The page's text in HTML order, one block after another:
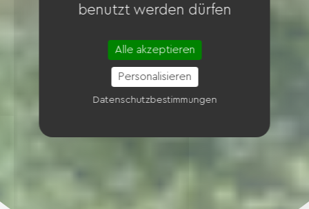
benutzt werden dürfen
Alle akzeptieren
Personalisieren
Datenschutzbestimmungen